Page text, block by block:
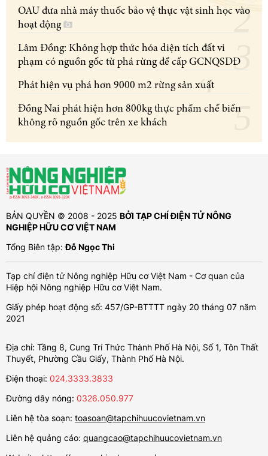
OAU đưa nhà máy thuốc bảo vệ thực vật sinh học vào
hoạt động
Lâm Đồng: Không hợp thức hóa diện tích đất vi
phạm có nguồn gốc từ phá rừng để cấp GCNQSDĐ
Phát hiện vụ phá hơn 9000 m2 rừng sản xuất
Đồng Nai phát hiện hơn 800kg thực phẩm chế biến
không rõ nguồn gốc trên xe khách
BẢN QUYỀN © 2008 - 2025 BỞI TẠP CHÍ ĐIỆN TỬ NÔNG
NGHIỆP HỮU CƠ VIỆT NAM
Tổng Biên tập:Đỗ Ngọc Thi
Tạp chí điện tử Nông nghiệp Hữu cơ Việt Nam - Cơ quan của
Hiệp hội Nông nghiệp Hữu cơ Việt Nam.
Giấy phép hoạt động số: 457/GP-BTTTT ngày 20 tháng 07 năm
2021
Địa chỉ: Tầng 8, Cung Trí Thức Thành Phố Hà Nội, Số 1, Tôn Thất
Thuyết, Phường Cầu Giấy, Thành Phố Hà Nội.
Điện thoại: 024.3333.3833
Đường dây nóng: 0326.050.977
Liên hệ tòa soạn: toasoan@tapchihuucovietnam.vn
Liên hệ quảng cáo: quangcao@tapchihuucovietnam.vn